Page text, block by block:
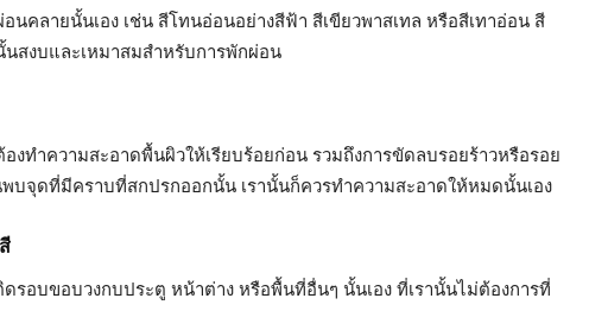
นคลายนั้นเอง เช่น สีโทนอ่อนอย่างสีฟ้า สีเขียวพาสเทล หรือสีเทาอ่อน สี
สงบและเหมาสมสำหรับการพักผ่อน
องทำความสะอาดพื้นผิวให้เรียบร้อยก่อน รวมถึงการขัดลบรอยร้าวหรือรอย
พบจุดที่มีคราบที่สกปรกออกนั้น เรานั้นก็ควรทำความสะอาดให้หมดนั้นเอง
ดรอบขอบวงกบประตู หน้าต่าง หรือพื้นที่อื่นๆ นั้นเอง ที่เรานั้นไม่ต้องการที่